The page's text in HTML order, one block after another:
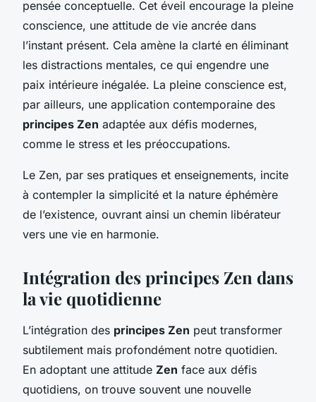
pensée conceptuelle. Cet éveil encourage la pleine
conscience, une attitude de vie ancrée dans
l’instant présent. Cela amène la clarté en éliminant
les distractions mentales, ce qui engendre une
paix intérieure inégalée. La pleine conscience est,
par ailleurs, une application contemporaine des
principes Zen adaptée aux défis modernes,
comme le stress et les préoccupations.
Le Zen, par ses pratiques et enseignements, incite
à contempler la simplicité et la nature éphémère
de l’existence, ouvrant ainsi un chemin libérateur
vers une vie en harmonie.
Intégration des principes Zen dans
la vie quotidienne
L’intégration des principes Zen peut transformer
subtilement mais profondément notre quotidien.
En adoptant une attitude Zen face aux défis
quotidiens, on trouve souvent une nouvelle